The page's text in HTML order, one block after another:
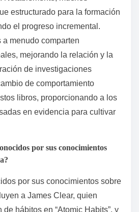
mejorando la relación y la
de investigaciones
de comportamiento
libros, proporcionando a los
en evidencia para cultivar